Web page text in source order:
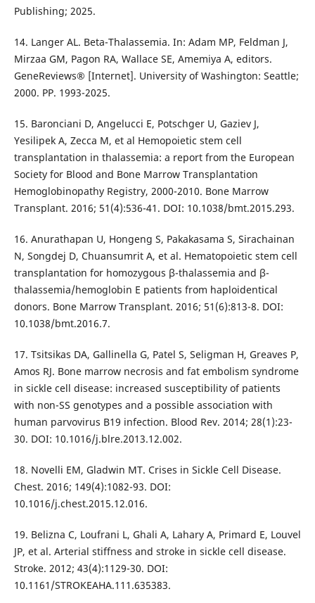
Publishing; 2025.
14. Langer AL. Beta-Thalassemia. In: Adam MP, Feldman J,
Mirzaa GM, Pagon RA, Wallace SE, Amemiya A, editors.
GeneReviews® [Internet]. University of Washington: Seattle;
2000. PP. 1993-2025.
15. Baronciani D, Angelucci E, Potschger U, Gaziev J,
Yesilipek A, Zecca M, et al Hemopoietic stem cell
transplantation in thalassemia: a report from the European
Society for Blood and Bone Marrow Transplantation
Hemoglobinopathy Registry, 2000-2010. Bone Marrow
Transplant. 2016; 51(4):536-41. DOI: 10.1038/bmt.2015.293.
16. Anurathapan U, Hongeng S, Pakakasama S, Sirachainan
N, Songdej D, Chuansumrit A, et al. Hematopoietic stem cell
transplantation for homozygous β-thalassemia and β-
thalassemia/hemoglobin E patients from haploidentical
donors. Bone Marrow Transplant. 2016; 51(6):813-8. DOI:
10.1038/bmt.2016.7.
17. Tsitsikas DA, Gallinella G, Patel S, Seligman H, Greaves P,
Amos RJ. Bone marrow necrosis and fat embolism syndrome
in sickle cell disease: increased susceptibility of patients
with non-SS genotypes and a possible association with
human parvovirus B19 infection. Blood Rev. 2014; 28(1):23-
30. DOI: 10.1016/j.blre.2013.12.002.
18. Novelli EM, Gladwin MT. Crises in Sickle Cell Disease.
Chest. 2016; 149(4):1082-93. DOI:
10.1016/j.chest.2015.12.016.
19. Belizna C, Loufrani L, Ghali A, Lahary A, Primard E, Louvel
JP, et al. Arterial stiffness and stroke in sickle cell disease.
Stroke. 2012; 43(4):1129-30. DOI:
10.1161/STROKEAHA.111.635383.